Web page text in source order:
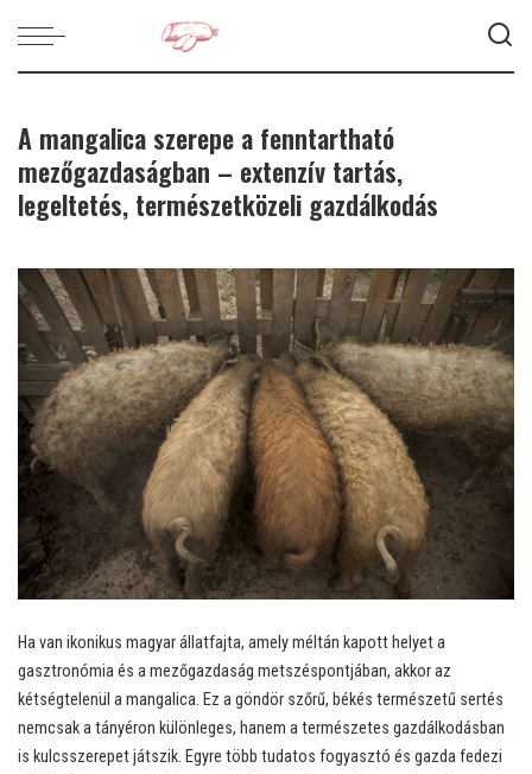
A mangalica szerepe a fenntartható
mezőgazdaságban – extenzív tartás,
legeltetés, természetközeli gazdálkodás
Ha van ikonikus magyar állatfajta, amely méltán kapott helyet a
gasztronómia és a mezőgazdaság metszéspontjában, akkor az
kétségtelenül a mangalica. Ez a göndör szőrű, békés természetű sertés
nemcsak a tányéron különleges, hanem a természetes gazdálkodásban
is kulcsszerepet játszik. Egyre több tudatos fogyasztó és gazda fedezi